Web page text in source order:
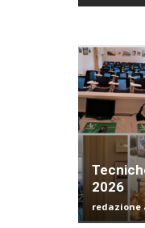
2026
redazione